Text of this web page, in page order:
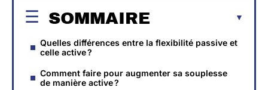
SOMMAIRE
Quelles différences entre la flexibilité passive et
celle active ?
Comment faire pour augmenter sa souplesse
de manière active ?